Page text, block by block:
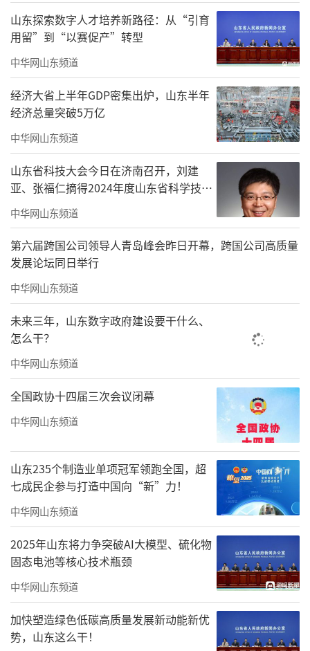
山东探索数字人才培养新路径：从“引育
用留”到“以赛促产”转型
中华网山东频道
经济大省上半年GDP密集出炉，山东半年
经济总量突破5万亿
中华网山东频道
山东省科技大会今日在济南召开，刘建
亚、张福仁摘得2024年度山东省科学技术
奖最高奖！
中华网山东频道
第六届跨国公司领导人青岛峰会昨日开幕，跨国公司高质量
发展论坛同日举行
中华网山东频道
未来三年，山东数字政府建设要干什么、
怎么干？
中华网山东频道
全国政协十四届三次会议闭幕
中华网山东频道
山东235个制造业单项冠军领跑全国，超
七成民企参与打造中国向“新”力！
中华网山东频道
2025年山东将力争突破AI大模型、硫化物
固态电池等核心技术瓶颈
中华网山东频道
加快塑造绿色低碳高质量发展新动能新优
势，山东这么干！